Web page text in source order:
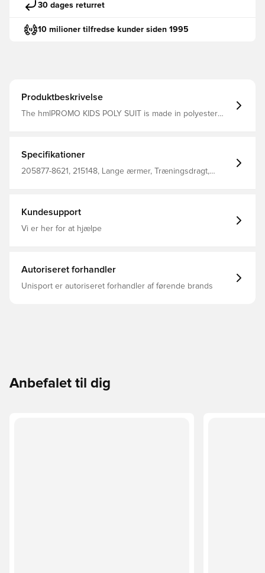
30 dages returret
10 milioner tilfredse kunder siden 1995
Produktbeskrivelse
The hmlPROMO KIDS POLY SUIT is made in polyester
pockets, and an elasticated waistband with drawstring for
securing the fit.
Specifikationer
205877-8621, 215148, Lange ærmer, Træningsdragt,
Kundesupport
Vi er her for at hjælpe
Autoriseret forhandler
Unisport er autoriseret forhandler af førende brands
Anbefalet til dig